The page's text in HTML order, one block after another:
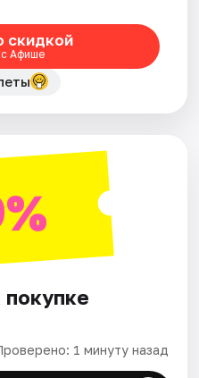
скидкой
Афише
1 минуту назад